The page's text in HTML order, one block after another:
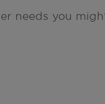
needs you